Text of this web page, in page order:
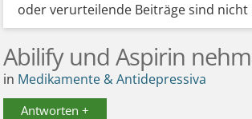
oder verurteilende Beiträge sind nicht
Abilify und Aspirin
in Medikamente & Antidepressiva
Antworten +